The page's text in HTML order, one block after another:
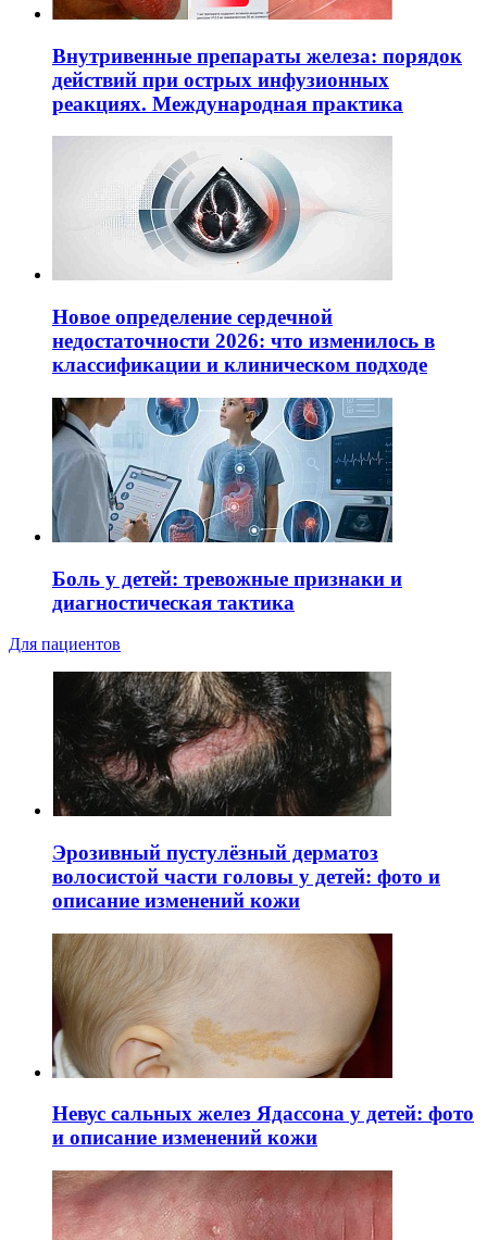
Внутривенные препараты железа: порядок
действий при острых инфузионных
реакциях. Международная практика
Новое определение сердечной
недостаточности 2026: что изменилось в
классификации и клиническом подходе
Боль у детей: тревожные признаки и
диагностическая тактика
Для пациентов
Эрозивный пустулёзный дерматоз
волосистой части головы у детей: фото и
описание изменений кожи
Невус сальных желез Ядассона у детей: фото
и описание изменений кожи